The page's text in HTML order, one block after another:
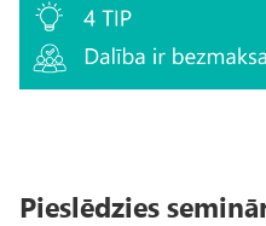
Pieslēdzies